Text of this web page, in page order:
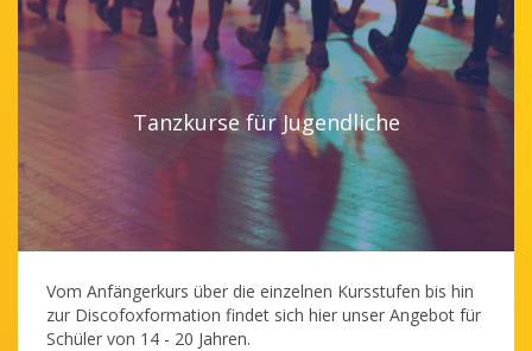
Tanzkurse für Jugendliche
Vom Anfängerkurs über die einzelnen Kursstufen bis hin
zur Discofoxformation findet sich hier unser Angebot für
Schüler von 14 - 20 Jahren.